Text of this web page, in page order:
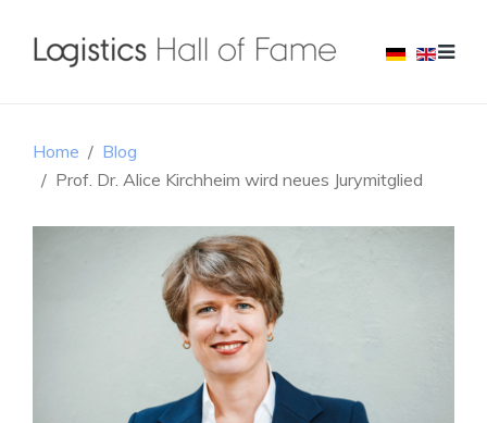
Home
Blog
Prof. Dr. Alice Kirchheim wird neues Jurymitglied